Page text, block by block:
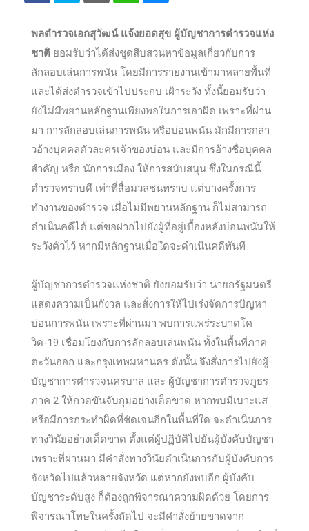
พลตำรวจเอกสุวัฒน์ แจ้งยอดสุข ผู้บัญชาการตำรวจแห่ง
ชาติ ยอมรับว่าได้ส่งชุดสืบสวนหาข้อมูลเกี่ยวกับการ
ลักลอบเล่นการพนัน โดยมีการรายงานเข้ามาหลายพื้นที่
และได้ส่งตำรวจเข้าไปประกบ เฝ้าระวัง ทั้งนี้ยอมรับว่า
ยังไม่มีพยานหลักฐานเพียงพอในการเอาผิด เพราะที่ผ่าน
มา การลักลอบเล่นการพนัน หรือบ่อนพนัน มักมีการกล่า
วอ้างบุคคลตัวละครเจ้าของบ่อน และมีการอ้างชื่อบุคคล
สำคัญ หรือ นักการเมือง ให้การสนับสนุน ซึ่งในกรณีนี้
ตำรวจทราบดี เท่าที่สื่อมวลชนทราบ แต่บางครั้งการ
ทำงานของตำรวจ เมื่อไม่มีพยานหลักฐาน ก็ไม่สามารถ
ดำเนินคดีได้ แต่ขอฝากไปยังผู้ที่อยู่เบื้องหลังบ่อนพนันให้
ระวังตัวไว้ หากมีหลักฐานเมื่อใดจะดำเนินคดีทันที
ผู้บัญชาการตำรวจแห่งชาติ ยังยอมรับว่า นายกรัฐมนตรี
แสดงความเป็นกังวล และสั่งการให้ไปเร่งจัดการปัญหา
บ่อนการพนัน เพราะที่ผ่านมา พบการแพร่ระบาดโค
วิด-19 เชื่อมโยงกับการลักลอบเล่นพนัน ทั้งในพื้นที่ภาค
ตะวันออก และกรุงเทพมหานคร ดังนั้น จึงสั่งการไปยังผู้
บัญชาการตำรวจนครบาล และ ผู้บัญชาการตำรวจภูธร
ภาค 2 ให้กวดขันจับกุมอย่างเด็ดขาด หากพบมีเบาะแส
หรือมีการกระทำผิดที่ชัดเจนอีกในพื้นที่ใด จะดำเนินการ
ทางวินัยอย่างเด็ดขาด ตั้งแต่ผู้ปฏิบัติไปยันผู้บังคับบัญชา
เพราะที่ผ่านมา มีคำสั่งทางวินัยดำเนินการกับผู้บังคับการ
จังหวัดไปแล้วหลายจังหวัด แต่หากยังพบอีก ผู้บังคับ
บัญชาระดับสูง ก็ต้องถูกพิจารณาความผิดด้วย โดยการ
พิจารณาโทษในครั้งถัดไป จะมีคำสั่งย้ายขาดจาก